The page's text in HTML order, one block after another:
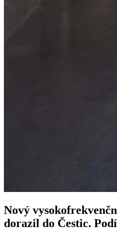
Nový
dorazil do Čestic.